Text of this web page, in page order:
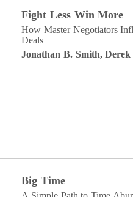
Fight Less Win More
How Master Negotiators
Deals
Jonathan B. Smith,
Big Time